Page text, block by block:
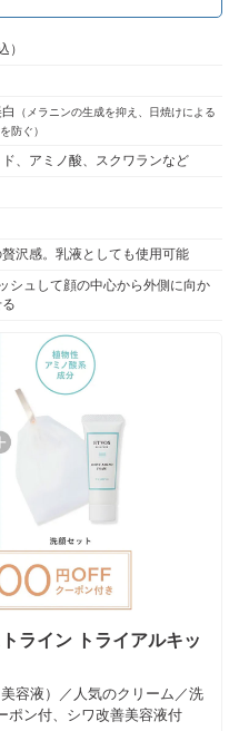
）
（メラニンの生成を抑え、日焼けによる
防ぐ）
、アミノ酸、スクワランなど
沢感。乳液としても使用可能
シュして顔の中心から外側に向か
ライン トライアルキッ
容液）／人気のクリーム／洗
ポン付、シワ改善美容液付